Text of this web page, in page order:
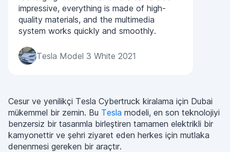
impressive, everything is made of high-
quality materials, and the multimedia
system works quickly and smoothly.
Tesla Model 3 White 2021
Cesur ve yenilikçi Tesla Cybertruck kiralama için Dubai
mükemmel bir zemin. Bu Tesla modeli, en son teknolojiyi
benzersiz bir tasarımla birleştiren tamamen elektrikli bir
kamyonettir ve şehri ziyaret eden herkes için mutlaka
denenmesi gereken bir araçtır.